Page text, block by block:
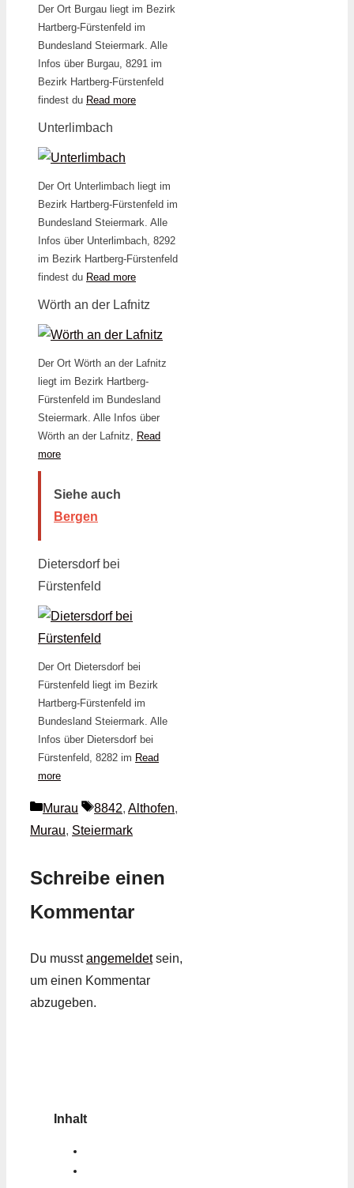
Der Ort Burgau liegt im Bezirk
Hartberg-Fürstenfeld im
Bundesland Steiermark. Alle
Infos über Burgau, 8291 im
Bezirk Hartberg-Fürstenfeld
findest du Read more
Unterlimbach
Der Ort Unterlimbach liegt im
Bezirk Hartberg-Fürstenfeld im
Bundesland Steiermark. Alle
Infos über Unterlimbach, 8292
im Bezirk Hartberg-Fürstenfeld
findest du Read more
Wörth an der Lafnitz
Der Ort Wörth an der Lafnitz
liegt im Bezirk Hartberg-
Fürstenfeld im Bundesland
Steiermark. Alle Infos über
Wörth an der Lafnitz, Read
more
Siehe auch
Bergen
Dietersdorf bei
Fürstenfeld
Der Ort Dietersdorf bei
Fürstenfeld liegt im Bezirk
Hartberg-Fürstenfeld im
Bundesland Steiermark. Alle
Infos über Dietersdorf bei
Fürstenfeld, 8282 im Read
more
Kategorien
Murau Schlagwörter
8842, Althofen,
Murau, Steiermark
Schreibe einen
Kommentar
Du musstangemeldetsein,
um einen Kommentar
abzugeben.
Inhalt